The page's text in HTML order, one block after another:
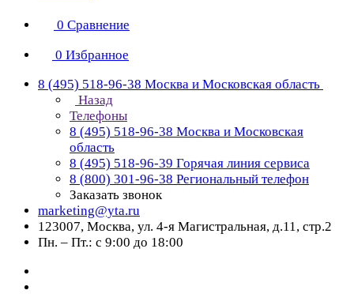
0 Сравнение
0 Избранное
8 (495) 518-96-38 Москва и Московская область
Назад
Телефоны
8 (495) 518-96-38 Москва и Московская
область
8 (495) 518-96-39 Горячая линия сервиса
8 (800) 301-96-38 Региональный телефон
Заказать звонок
marketing@yta.ru
123007, Москва, ул. 4-я Магистральная, д.11, стр.2
Пн. – Пт.: с 9:00 до 18:00